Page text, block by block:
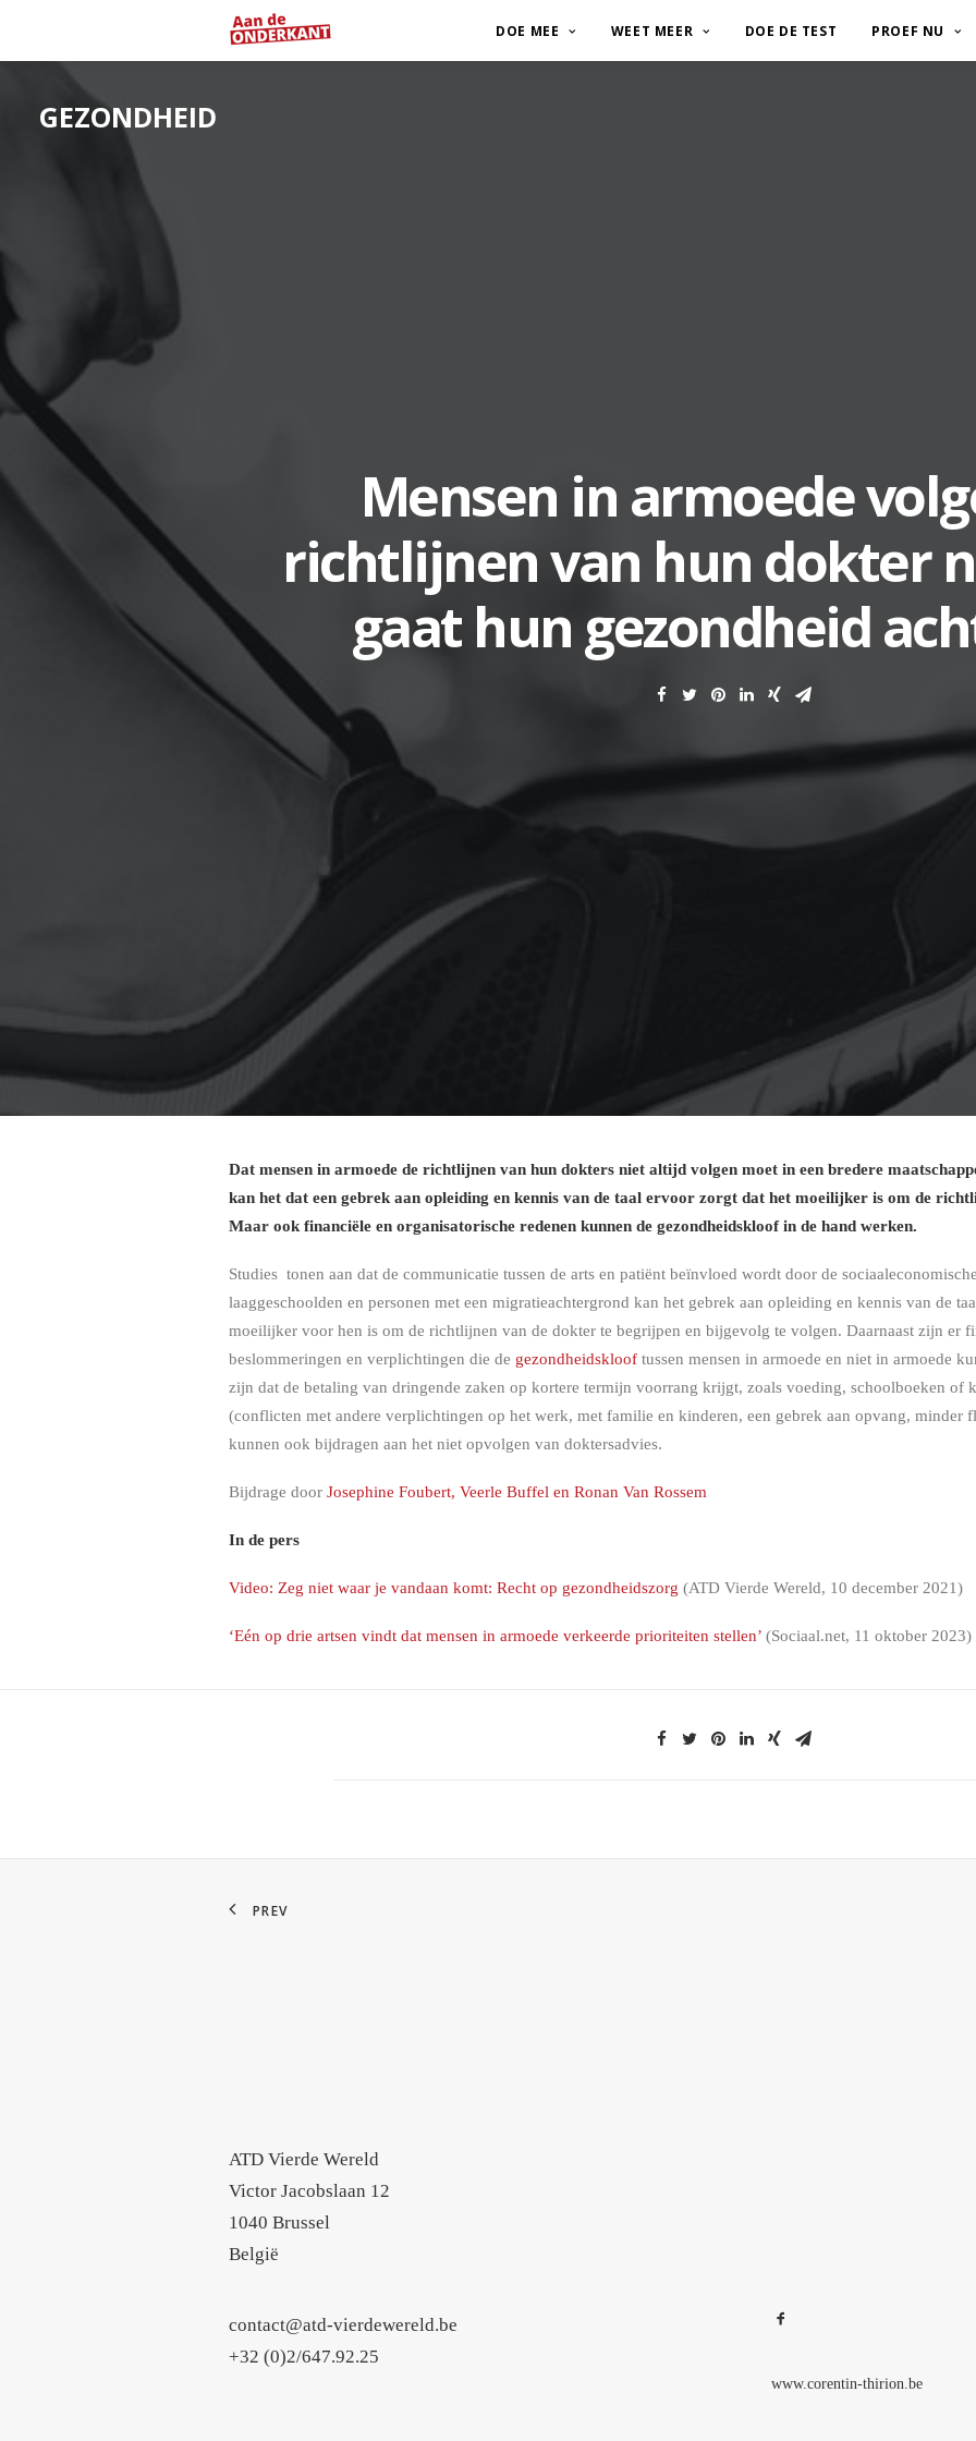
DOE MEE WEET MEER DOE DE TEST PROEF NU
Mensen in armoede
richtlijnen van hun dokter
gaat hun gezondheid
GEZONDHEID
Dat mensen in armoede de richtlijnen van hun dokters niet altijd volgen moet in een bredere
kan het dat een gebrek aan opleiding en kennis van de taal ervoor zorgt dat het moeilijker is om de
Maar ook financiële en organisatorische redenen kunnen de gezondheidskloof in de hand werken.
Studies tonen aan dat de communicatie tussen de arts en patiënt beïnvloed wordt door de
laaggeschoolden en personen met een migratieachtergrond kan het gebrek aan opleiding en kennis van de
moeilijker voor hen is om de richtlijnen van de dokter te begrijpen en bijgevolg te volgen. Daarnaast zijn er
beslommeringen en verplichtingen die de gezondheidskloof tussen mensen in armoede en niet in armoede
zijn dat de betaling van dringende zaken op kortere termijn voorrang krijgt, zoals voeding, schoolboeken of
(conflicten met andere verplichtingen op het werk, met familie en kinderen, een gebrek aan opvang, minder
kunnen ook bijdragen aan het niet opvolgen van doktersadvies.
Bijdrage door Josephine Foubert, Veerle Buffel en Ronan Van Rossem
In de pers
Video: Zeg niet waar je vandaan komt: Recht op gezondheidszorg (ATD Vierde Wereld, 10 december 2021)
‘Eén op drie artsen vindt dat mensen in armoede verkeerde prioriteiten stellen’ (Sociaal.net, 11 oktober 2023)
PREV
ATD Vierde Wereld
Victor Jacobslaan 12
1040 Brussel
België
contact@atd-vierdewereld.be
+32 (0)2/647.92.25
www.corentin-thirion.be